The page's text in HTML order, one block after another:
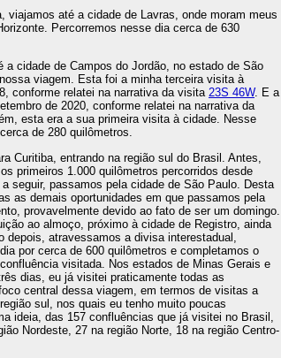
viajamos até a cidade de Lavras, onde moram meus
Percorremos nesse dia cerca de 630
a cidade de Campos do Jordão, no estado de São
viagem. Esta foi a minha terceira visita à
conforme relatei na narrativa da visita 23S 46W. E a
de 2020, conforme relatei na narrativa da
esta era a sua primeira visita à cidade. Nesse
de 280 quilômetros.
Curitiba, entrando na região sul do Brasil. Antes,
primeiros 1.000 quilômetros percorridos desde
seguir, passamos pela cidade de São Paulo. Desta
as demais oportunidades em que passamos pela
provavelmente devido ao fato de ser um domingo.
ao almoço, próximo à cidade de Registro, ainda
depois, atravessamos a divisa interestadual,
por cerca de 600 quilômetros e completamos o
visitada. Nos estados de Minas Gerais e
dias, eu já visitei praticamente todas as
central dessa viagem, em termos de visitas a
sul, nos quais eu tenho muito poucas
ideia, das 157 confluências que já visitei no Brasil,
Nordeste, 27 na região Norte, 18 na região Centro-